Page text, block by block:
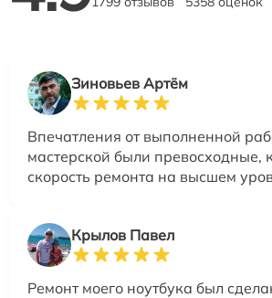
Зиновьев Артём
Впечатления от выполненной
мастерской были превосходные,
скорость ремонта на высшем
Крылов Павел
Ремонт моего ноутбука был